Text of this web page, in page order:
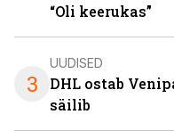
“Oli keerukas”
3
UUDISED
DHL ostab
säilib